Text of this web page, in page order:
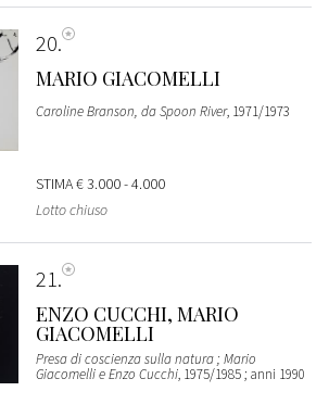
20
MARIO GIACOMELLI
Caroline Branson, da Spoon River, 1971/1973
STIMA€ 3.000 - 4.000
Lotto chiuso
21
ENZO CUCCHI, MARIO
GIACOMELLI
Presa di coscienza sulla natura ; Mario
Giacomelli e Enzo Cucchi, 1975/1985 ; anni 1990